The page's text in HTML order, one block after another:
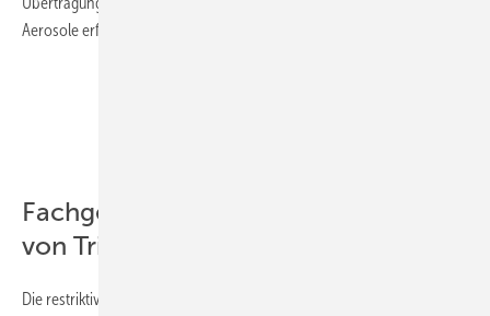
Aerosole erfolgt, spielt die Lüftung eine entscheidende Rolle.“
Fachgerechte Außerbetriebnahme
von Trinkwasser-Installationen
Die restriktiven Vorgaben von Bund und Ländern zur Eindämmung